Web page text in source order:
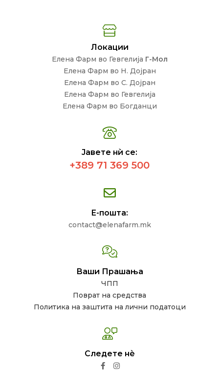
Локации
Елена Фарм во Гевгелија Г-Мол
Елена Фарм во Н. Дојран
Елена Фарм во С. Дојран
Елена Фарм во Гевгелија
Елена Фарм во Богданци
Јавете нѝ се:
+389 71 369 500
Е-пошта:
contact@elenafarm.mk
Ваши Прашања
ЧПП
Поврат на средства
Политика на заштита на лични податоци
Следете нѐ